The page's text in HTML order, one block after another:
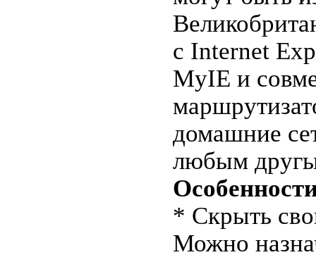
с Internet
MyIE и
домашние
любым
* Скрыть
Можно